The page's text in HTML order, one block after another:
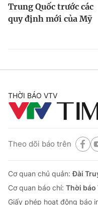
Trung Quốc trước các
quy định mới của Mỹ
THỜI BÁO VTV
Theo dõi báo trên
Cơ quan chủ quản:Đài
Cơ quan báo chí: Thời báo
Giấy phép hoạt động báo